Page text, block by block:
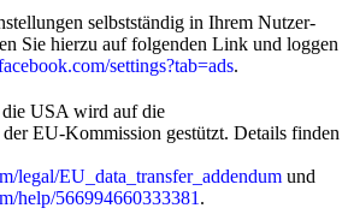
selbstständig in Ihrem Nutzer-
Sie hierzu auf folgenden Link und loggen
settings?tab=ads.
USA wird auf die
der EU-Kommission gestützt. Details finden
legal/EU_data_transfer_addendum und
help/566994660333381 .